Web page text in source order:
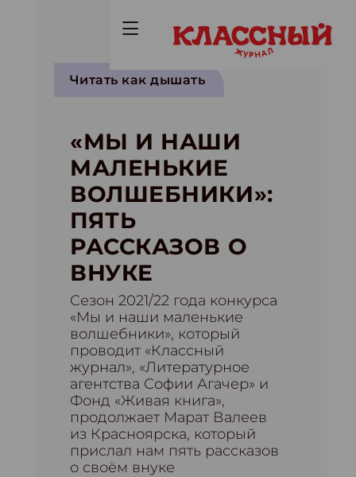
Читать как дышать
«МЫ И НАШИ
МАЛЕНЬКИЕ
ВОЛШЕБНИКИ»:
ПЯТЬ
РАССКАЗОВ О
ВНУКЕ
Cезон 2021/22 года конкурса
«Мы и наши маленькие
волшебники», который
проводит «Классный
журнал», «Литературное
агентства Софии Агачер» и
Фонд «Живая книга»,
продолжает Марат Валеев
из Красноярска, который
прислал нам пять рассказов
о своём внуке